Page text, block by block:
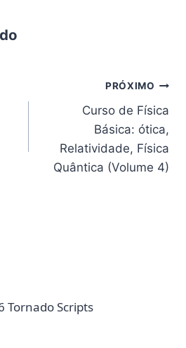
PRÓXIMO
Curso de Física
Básica: ótica,
Relatividade, Física
Quântica (Volume 4)
Tornado Scripts